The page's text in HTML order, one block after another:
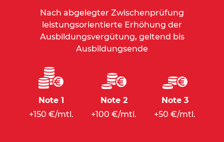
Nach abgelegter Zwischenprüfung
leistungsorientierte Erhöhung der
Ausbildungsvergütung, geltend bis
Ausbildungsende
Note 1
+150 €/mtl.
Note 2
+100 €/mtl.
Note 3
+50 €/mtl.